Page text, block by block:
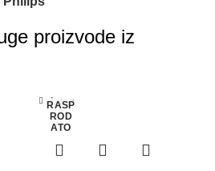
proizvode iz
RASP
ROD
ATO
Izlaz